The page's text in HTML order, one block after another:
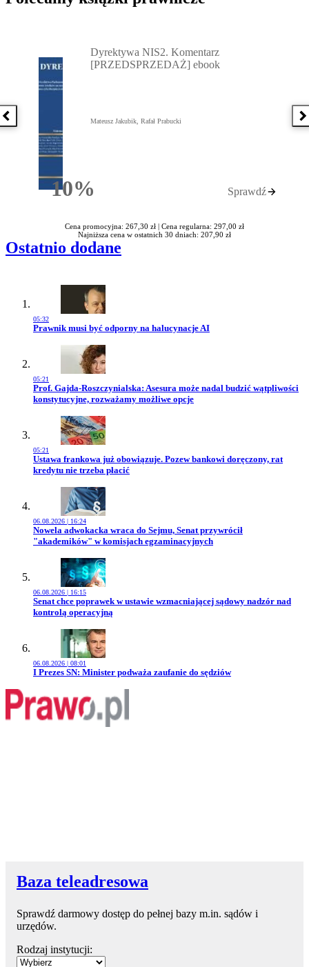
Poprzednia książka
10%Rabatu
Dyrektywa NIS2. Komentarz
[PRZEDSPRZEDAŻ] ebook
Mateusz Jakubik, Rafał Prabucki
Sprawdź
Cena promocyjna: 267,30 zł | Cena regularna: 297,00 zł
Najniższa cena w ostatnich 30 dniach: 207,90 zł
Ostatnio dodane
05:32
Przejdź do artykułu:
Prawnik musi być odporny na halucynacje AI
05:21
Przejdź do artykułu:
Prof. Gajda-Roszczynialska: Asesura może nadal budzić wątpliwości
konstytucyjne, rozważamy możliwe opcje
05:21
Przejdź do artykułu:
Ustawa frankowa już obowiązuje. Pozew bankowi doręczony, rat
kredytu nie trzeba płacić
06.08.2026 | 16:24
Przejdź do artykułu:
Nowela adwokacka wraca do Sejmu, Senat przywrócił
"akademików" w komisjach egzaminacyjnych
06.08.2026 | 16:15
Przejdź do artykułu:
Senat chce poprawek w ustawie wzmacniającej sądowy nadzór nad
kontrolą operacyjną
06.08.2026 | 08:01
Przejdź do artykułu:
I Prezes SN: Minister podważa zaufanie do sędziów
Baza teleadresowa
Sprawdź darmowy dostęp do pełnej bazy m.in. sądów i
urzędów.
Rodzaj instytucji: